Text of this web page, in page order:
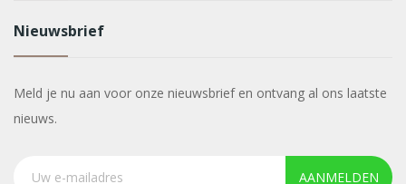
Nieuwsbrief
Meld je nu aan voor onze nieuwsbrief en ontvang al ons laatste
nieuws.
AANMELDEN